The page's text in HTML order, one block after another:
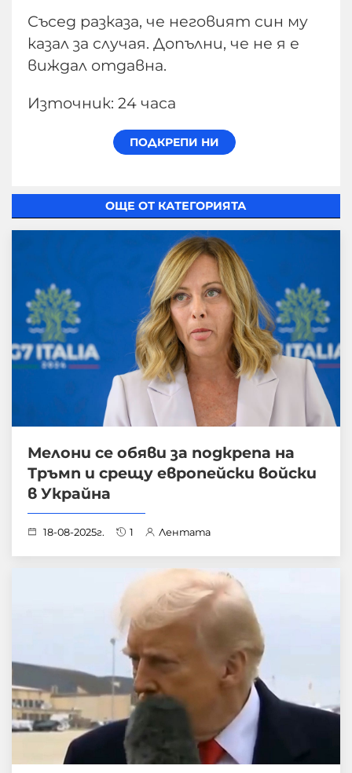
Съсед разказа, че неговият син му
казал за случая. Допълни, че не я е
виждал отдавна.
Източник: 24 часа
ОЩЕ ОТ КАТЕГОРИЯТА
Мелони се обяви за подкрепа на
Тръмп и срещу европейски войски
в Украйна
18-08-2025г. 1 Лентата